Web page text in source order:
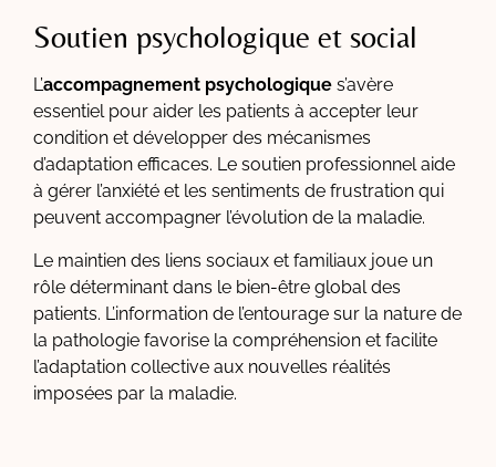
Soutien psychologique et social
L’accompagnement psychologique s’avère
essentiel pour aider les patients à accepter leur
condition et développer des mécanismes
d’adaptation efficaces. Le soutien professionnel aide
à gérer l’anxiété et les sentiments de frustration qui
peuvent accompagner l’évolution de la maladie.
Le maintien des liens sociaux et familiaux joue un
rôle déterminant dans le bien-être global des
patients. L’information de l’entourage sur la nature de
la pathologie favorise la compréhension et facilite
l’adaptation collective aux nouvelles réalités
imposées par la maladie.